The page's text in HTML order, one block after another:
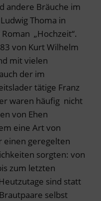
andere Bräuche im
Thoma in
„Hochzeit“.
von Kurt Wilhelm
mit vielen
der im
tätige Franz
waren häufig nicht
von Ehen
eine Art von
geregelten
sorgten: von
zum letzten
sind statt
selbst